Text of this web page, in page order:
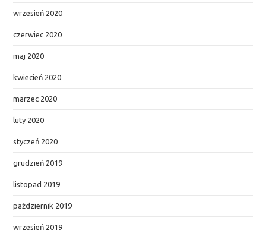
wrzesień 2020
czerwiec 2020
maj 2020
kwiecień 2020
marzec 2020
luty 2020
styczeń 2020
grudzień 2019
listopad 2019
październik 2019
wrzesień 2019